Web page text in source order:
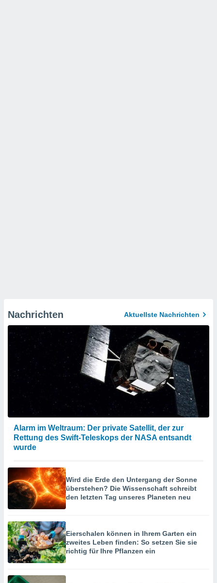
Nachrichten Aktuellste Nachrichten
Alarm im Weltraum: Der private Satellit, der zur
Rettung des Swift-Teleskops der NASA entsandt
wurde
Wird die Erde den Untergang der Sonne
überstehen? Die Wissenschaft schreibt
den letzten Tag unseres Planeten neu
Eierschalen können in Ihrem Garten ein
zweites Leben finden: So setzen Sie sie
richtig für Ihre Pflanzen ein